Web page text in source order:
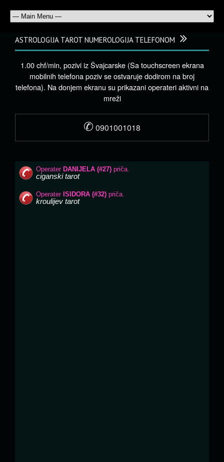
ASTROLOGIJA TAROT NUMEROLOGIJA TELEFONOM
1.00 chf/min, pozivi iz Švajcarske (Sa touchscreen ekrana
mobilnih telefona poziv se ostvaruje dodirom na broj
telefona). Na donjem ekranu su prikazani operateri aktivni na
mreži
✆ 0901001018